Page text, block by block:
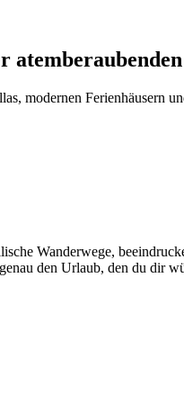
modernen Ferienhäusern
Wanderwege,
den Urlaub, den du dir